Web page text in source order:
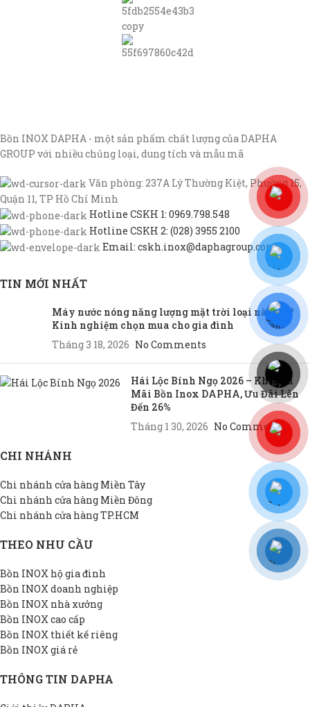
Bồn INOX DAPHA - một sản phẩm chất lượng của DAPHA
GROUP với nhiều chủng loại, dung tích và mẫu mã
Văn phòng: 237A Lý Thường Kiệt, Phường 15,
Quận 11, TP Hồ Chí Minh
Hotline CSKH 1: 0969.798.548
Hotline CSKH 2: (028) 3955 2100
Email: cskh.inox@daphagroup.com
TIN MỚI NHẤT
Máy nước nóng năng lượng mặt trời loại nào tốt?
Kinh nghiệm chọn mua cho gia đình
Tháng 3 18, 2026 No Comments
Hái Lộc Bính Ngọ 2026 – Khuyến
Mãi Bồn Inox DAPHA, Ưu Đãi Lên
Đến 26%
Tháng 1 30, 2026 No Comments
CHI NHÁNH
Chi nhánh cửa hàng Miền Tây
Chi nhánh cửa hàng Miền Đông
Chi nhánh cửa hàng TP.HCM
THEO NHU CẦU
Bồn INOX hộ gia đình
Bồn INOX doanh nghiệp
Bồn INOX nhà xưởng
Bồn INOX cao cấp
Bồn INOX thiết kế riêng
Bồn INOX giá rẻ
THÔNG TIN DAPHA